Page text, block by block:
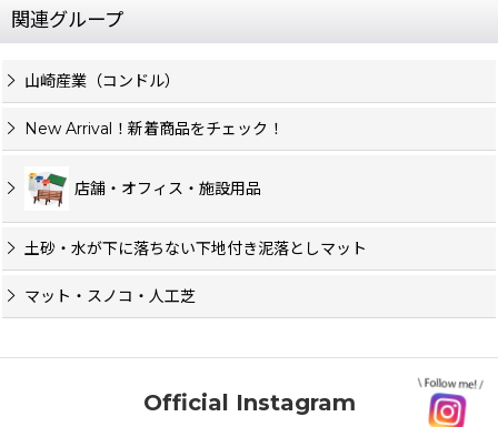
関連グループ
山崎産業（コンドル）
New Arrival！新着商品をチェック！
店舗・オフィス・施設用品
土砂・水が下に落ちない下地付き泥落としマット
マット・スノコ・人工芝
Official Instagram